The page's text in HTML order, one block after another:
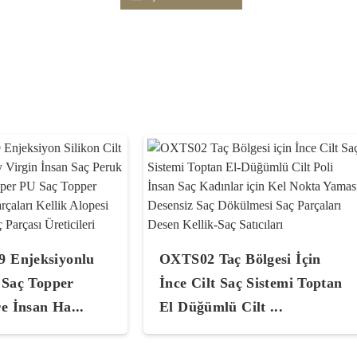
Enjeksiyonlu
Topper
İnsan Ha...
OXTS02 Taç Bölgesi İçin
İnce Cilt Saç Sistemi Toptan
El Düğümlü Cilt ...